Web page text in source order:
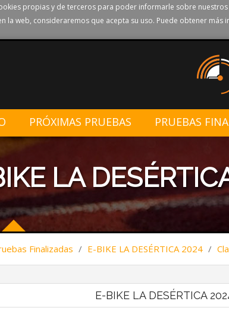
propias y de terceros para poder informarle sobre
la web, consideraremos que acepta su uso. Puede obtener
PRÓXIMAS PRUEBAS PRUEBAS
LA
Finalizadas / E-BIKE LA DESÉRTICA 2024 /
E-BIKE LA DESÉRTICA